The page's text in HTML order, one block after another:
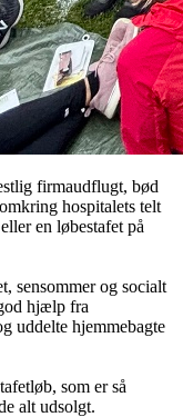
firmaudflugt, bød
hospitalets telt
en løbestafet på
sensommer og socialt
hjælp fra
uddelte hjemmebagte
som er så
alt udsolgt.